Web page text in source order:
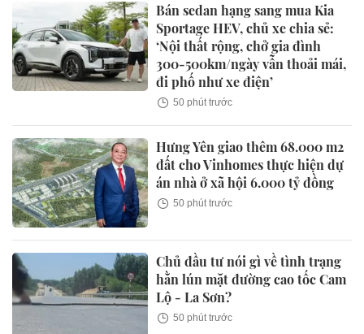
Bán sedan hạng sang mua Kia
Sportage HEV, chủ xe chia sẻ:
‘Nội thất rộng, chở gia đình
300-500km/ngày vẫn thoải mái,
đi phố như xe điện’
50 phút trước
Hưng Yên giao thêm 68.000 m2
đất cho Vinhomes thực hiện dự
án nhà ở xã hội 6.000 tỷ đồng
50 phút trước
Chủ đầu tư nói gì về tình trạng
hằn lún mặt đường cao tốc Cam
Lộ - La Sơn?
50 phút trước